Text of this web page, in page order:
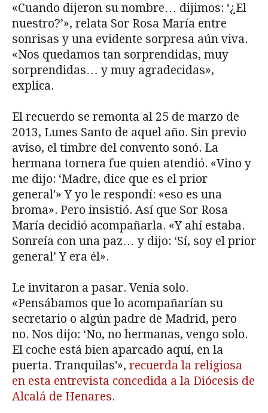
«Cuando dijeron su nombre… dijimos: ‘¿El
nuestro?’», relata Sor Rosa María entre
sonrisas y una evidente sorpresa aún viva.
«Nos quedamos tan sorprendidas, muy
sorprendidas… y muy agradecidas»,
explica.
El recuerdo se remonta al 25 de marzo de
2013, Lunes Santo de aquel año. Sin previo
aviso, el timbre del convento sonó. La
hermana tornera fue quien atendió. «Vino y
me dijo: ‘Madre, dice que es el prior
general'» Y yo le respondí: «eso es una
broma». Pero insistió. Así que Sor Rosa
María decidió acompañarla. «Y ahí estaba.
Sonreía con una paz… y dijo: ‘Sí, soy el prior
general’ Y era él».
Le invitaron a pasar. Venía solo.
«Pensábamos que lo acompañarían su
secretario o algún padre de Madrid, pero
no. Nos dijo: ‘No, no hermanas, vengo solo.
El coche está bien aparcado aquí, en la
puerta. Tranquilas'», recuerda la religiosa
en esta entrevista concedida a la Diócesis de
Alcalá de Henares.